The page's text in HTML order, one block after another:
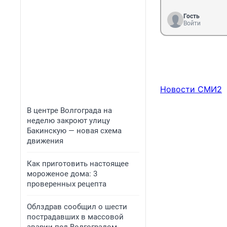
В центре Волгограда на
неделю закроют улицу
Бакинскую — новая схема
движения
Как приготовить настоящее
мороженое дома: 3
проверенных рецепта
Облздрав сообщил о шести
пострадавших в массовой
Гость
Войти
Новости СМИ2